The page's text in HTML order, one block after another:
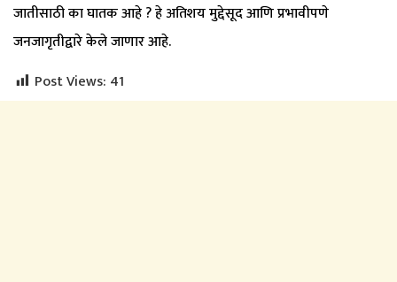
जातीसाठी का घातक आहे ? हे अतिशय मुद्देसूद आणि प्रभावीपणे
जनजागृतीद्वारे केले जाणार आहे.
Post Views: 41